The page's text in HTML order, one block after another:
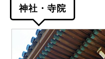
神社・寺院